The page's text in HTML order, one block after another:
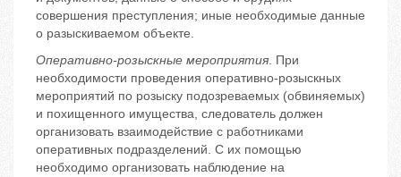
совершения преступления; иные необходимые данные
о разыскиваемом объекте.
Оперативно-розыскные мероприятия. При
необходимости проведения оперативно-розыскных
мероприятий по розыску подозреваемых (обвиняемых)
и похищенного имущества, следователь должен
организовать взаимодействие с работниками
оперативных подразделений. С их помощью
необходимо организовать наблюдение на